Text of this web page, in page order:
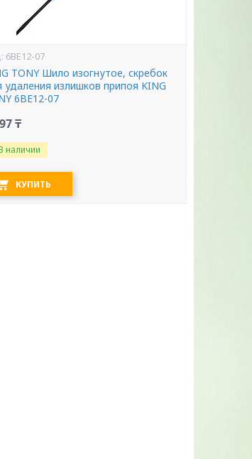
6BE12-07
TONY Шило изогнутое, скребок
удаления излишков припоя KING
6BE12-07
₸
наличии
КУПИТЬ